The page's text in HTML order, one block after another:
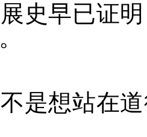
史早已证
是想站在